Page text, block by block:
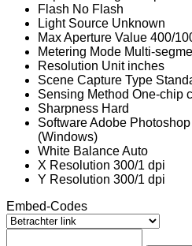
Flash No Flash
Light Source Unknown
Max Aperture Value 400/
Metering Mode Multi-
Resolution Unit inches
Scene Capture Type
Sensing Method One-chip
Sharpness Hard
SoftwareAdobe
(Windows)
White BalanceAuto
X Resolution 300/1 dpi
Y Resolution 300/1 dpi
Embed-Codes